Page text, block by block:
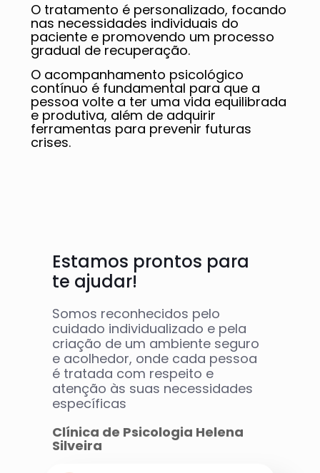
O tratamento é personalizado, focando
nas necessidades individuais do
paciente e promovendo um processo
gradual de recuperação.
O acompanhamento psicológico
contínuo é fundamental para que a
pessoa volte a ter uma vida equilibrada
e produtiva, além de adquirir
ferramentas para prevenir futuras
crises.
Estamos prontos para
te ajudar!
Somos reconhecidos pelo
cuidado individualizado e pela
criação de um ambiente seguro
e acolhedor, onde cada pessoa
é tratada com respeito e
atenção às suas necessidades
específicas
Clínica de Psicologia Helena
Silveira